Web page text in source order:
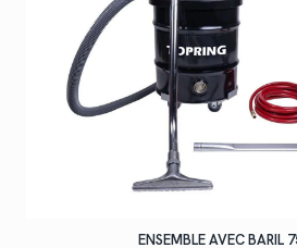
ENSEMBLE AVEC BARIL